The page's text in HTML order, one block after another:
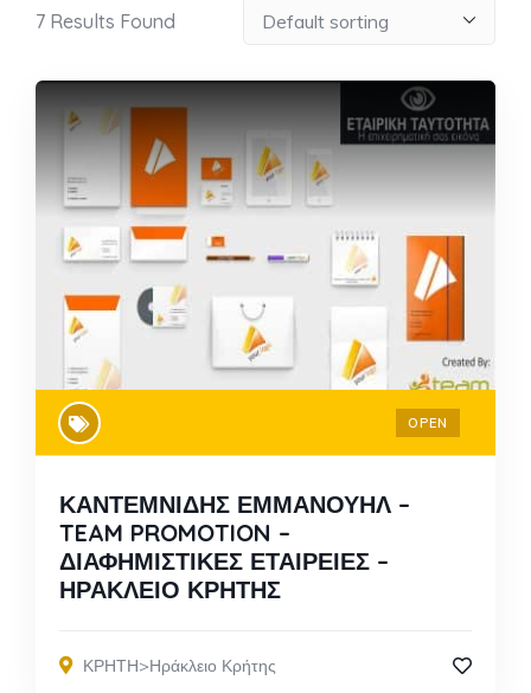
7 Results Found
OPEN
ΚΑΝΤΕΜΝΙΔΗΣ ΕΜΜΑΝΟΥΗΛ –
TEAM PROMOTION –
ΔΙΑΦΗΜΙΣΤΙΚΕΣ ΕΤΑΙΡΕΙΕΣ –
ΗΡΑΚΛΕΙΟ ΚΡΗΤΗΣ
ΚΡΗΤΗ>Ηράκλειο Κρήτης